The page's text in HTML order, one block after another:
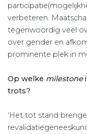
verbeteren.
tegenwoordig veel
over gender en
prominente plek in
Op welke milestone
trots?
‘Het tot stand